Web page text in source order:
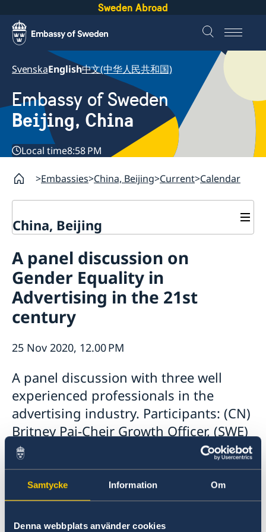
Samtycke Information Om
Denna webbplats använder cookies
Sweden Abroad
SvenskaEnglish中文(中华人民共和国)
Embassy of Sweden
Beijing, China
Local time8:58 PM
Embassies China, Beijing Current Calendar
China, Beijing
Book an appointment
About us
Open positions
Swedish Organisations
Netiquette
Closed days 2026
Current
Calendar
News
A panel discussion on
Gender Equality in
Advertising in the 21st
century
25 Nov 2020, 12.00 PM
A panel discussion with three well
experienced professionals in the
advertising industry. Participants: (CN)
Britney Pai-Cheir Growth Officer, (SWE)
Helena Westin-Chairperson of the
Swedish Association of
Communication Agencies and (SWE)
Christina Knight-author and Creative
Director of the Amazing Society